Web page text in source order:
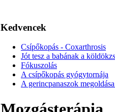
Kedvencek
Csípőkopás - Coxarthrosis
Jót tesz a babának a
Fókuszolás
A csípőkopás gyógytornája
A gerincpanaszok